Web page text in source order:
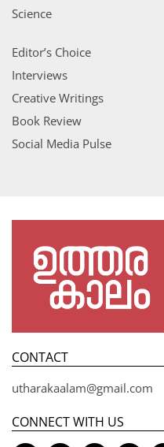
Science
Editor’s Choice
Interviews
Creative Writings
Book Review
Social Media Pulse
CONTACT
utharakaalam@gmail.com
CONNECT WITH US